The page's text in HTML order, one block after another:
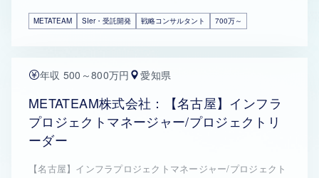
METATEAM SIer・受託開発 戦略コンサルタント 700万～
年収 500～800万円 愛知県
METATEAM株式会社：【名古屋】インフラ
プロジェクトマネージャー/プロジェクトリ
ーダー
【名古屋】インフラプロジェクトマネージャー/プロジェクト